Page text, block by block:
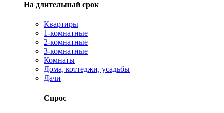
На длительный срок
Квартиры
1-комнатные
2-комнатные
3-комнатные
Комнаты
Дома, коттеджи, усадьбы
Дачи
Спрос